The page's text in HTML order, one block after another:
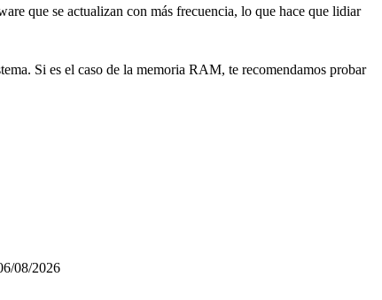
que se actualizan con más frecuencia, lo que hace que lidiar
Si es el caso de la memoria RAM, te recomendamos probar
08/2026